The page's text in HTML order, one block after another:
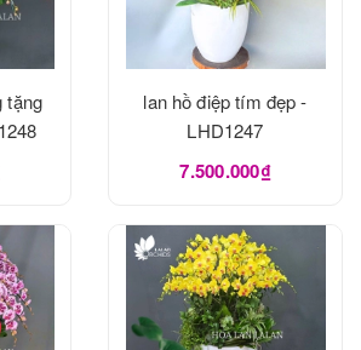
tặng
lan hồ điệp tím đẹp -
LHD1247
7.500.000₫